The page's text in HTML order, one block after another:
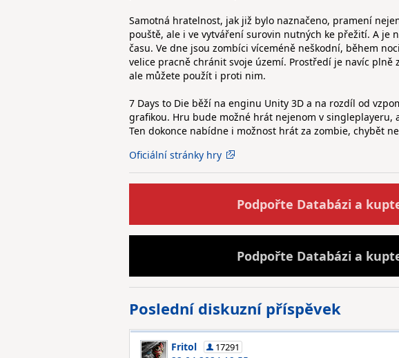
Samotná hratelnost, jak již bylo naznačeno, pramení
pouště, ale i ve vytváření surovin nutných ke přežití. A
času. Ve dne jsou zombíci víceméně neškodní, během
velice pracně chránit svoje území. Prostředí je navíc
ale můžete použít i proti nim.
7 Days to Die běží na enginu Unity 3D a na rozdíl od
grafikou. Hru bude možné hrát nejenom v
Ten dokonce nabídne i možnost hrát za zombie, chybět
Oficiální stránky hry
Podpořte Databázi a
Podpořte Databázi a
Poslední diskuzní příspěvek
Fritol 17291